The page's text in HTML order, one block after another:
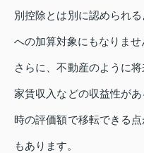
別控除とは別に認められ
への加算対象にもなりませ
さらに、不動産のように
家賃収入などの収益性が
時の評価額で移転できる
もあります。